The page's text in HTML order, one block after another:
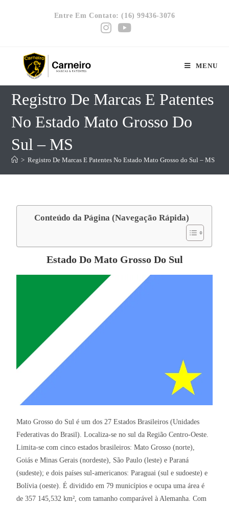
Entre Em Contato: (16) 99436-3076
MENU
Registro De Marcas E Patentes
No Estado Mato Grosso Do
Sul – MS
> Registro De Marcas E Patentes No Estado Mato Grosso do Sul – MS
Conteúdo da Página (Navegação Rápida)
Estado Do Mato Grosso Do Sul
Mato Grosso do Sul é um dos 27 Estados Brasileiros (Unidades
Federativas do Brasil). Localiza-se no sul da Região Centro-Oeste.
Limita-se com cinco estados brasileiros: Mato Grosso (norte),
Goiás e Minas Gerais (nordeste), São Paulo (leste) e Paraná
(sudeste); e dois países sul-americanos: Paraguai (sul e sudoeste) e
Bolívia (oeste). É dividido em 79 municípios e ocupa uma área é
de 357 145,532 km², com tamanho comparável à Alemanha. Com